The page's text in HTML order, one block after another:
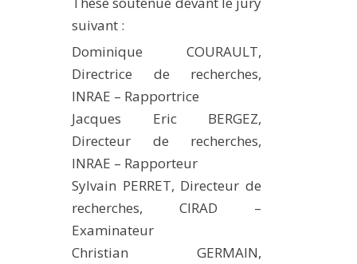
suivant :
Dominique COURAULT,
Directrice de recherches,
INRAE – Rapportrice
Jacques Eric BERGEZ,
Directeur de recherches,
INRAE – Rapporteur
Sylvain PERRET, Directeur de
recherches, CIRAD –
Examinateur
Christian GERMAIN,